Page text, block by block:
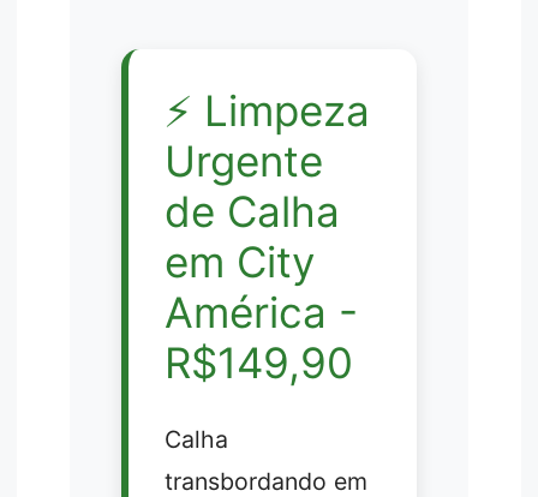
⚡ Limpeza
Urgente
de Calha
em City
América -
R$149,90
Calha
transbordando em